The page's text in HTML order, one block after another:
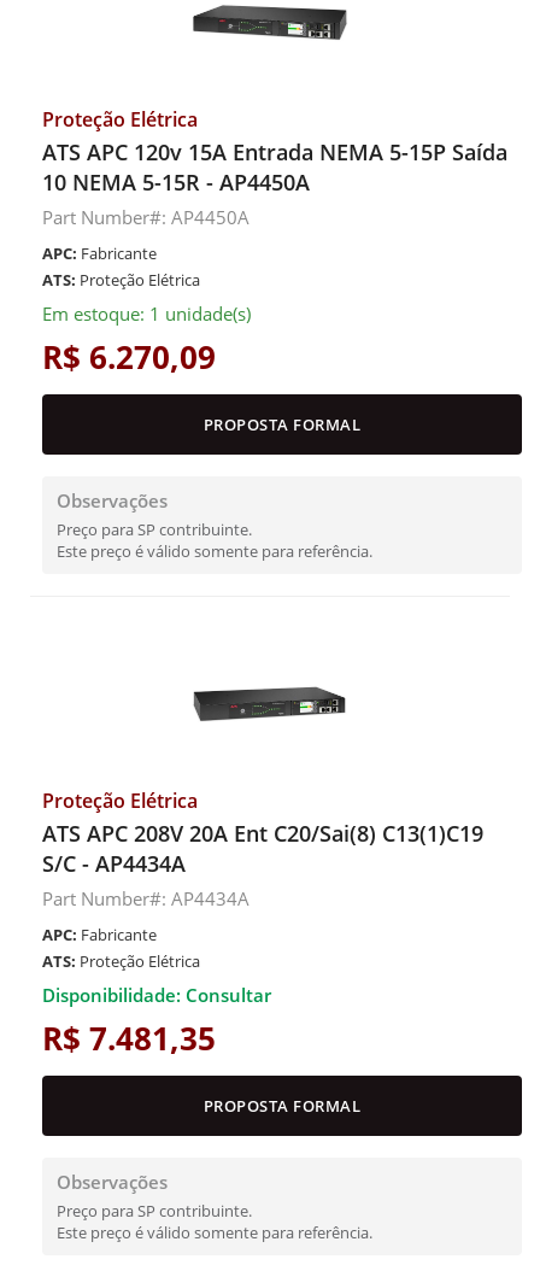
Proteção Elétrica
ATS APC 120v 15A Entrada NEMA 5-15P Saída
10 NEMA 5-15R - AP4450A
Part Number#: AP4450A
APC: Fabricante
ATS: Proteção Elétrica
Em estoque: 1 unidade(s)
R$ 6.270,09
PROPOSTA FORMAL
Observações
Preço para SP contribuinte.
Este preço é válido somente para referência.
Proteção Elétrica
ATS APC 208V 20A Ent C20/Sai(8) C13(1)C19
S/C - AP4434A
Part Number#: AP4434A
APC: Fabricante
ATS: Proteção Elétrica
Disponibilidade: Consultar
R$ 7.481,35
PROPOSTA FORMAL
Observações
Preço para SP contribuinte.
Este preço é válido somente para referência.